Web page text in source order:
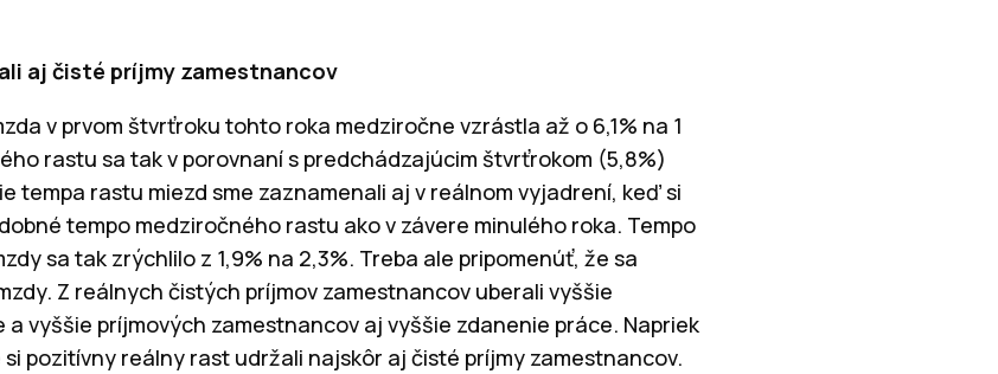
aj čisté príjmy zamestnancov
v prvom štvrťroku tohto roka medziročne vzrástla až o 6,1% na 1
rastu sa tak v porovnaní s predchádzajúcim štvrťrokom (5,8%)
tempa rastu miezd sme zaznamenali aj v reálnom vyjadrení, keď si
tempo medziročného rastu ako v závere minulého roka. Tempo
sa tak zrýchlilo z 1,9% na 2,3%. Treba ale pripomenúť, že sa
Z reálnych čistých príjmov zamestnancov uberali vyššie
vyššie príjmových zamestnancov aj vyššie zdanenie práce. Napriek
pozitívny reálny rast udržali najskôr aj čisté príjmy zamestnancov.